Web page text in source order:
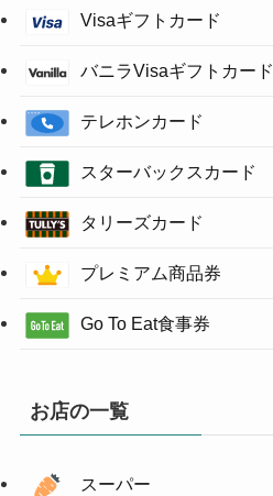
Visaギフトカード
バニラVisaギフトカード
テレホンカード
スターバックスカード
タリーズカード
プレミアム商品券
Go To Eat食事券
お店の一覧
スーパー